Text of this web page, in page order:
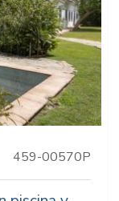
459-00570P